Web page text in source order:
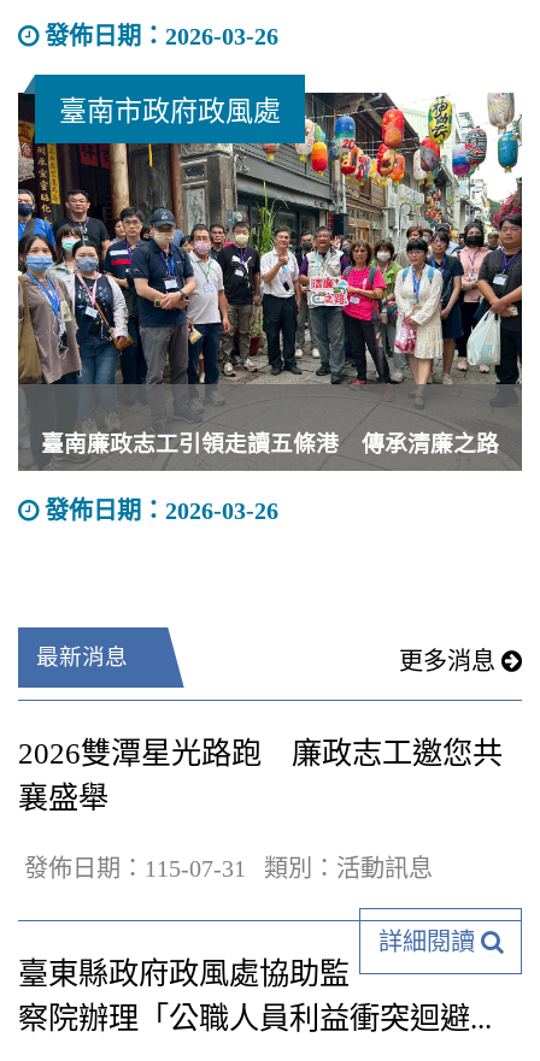
發佈日期：2026-03-26
臺南市政府政風處
臺南廉政志工引領走讀五條港 傳承清廉之路
發佈日期：2026-03-26
最新消息 更多消息
2026雙潭星光路跑 廉政志工邀您共
襄盛舉
發佈日期：115-07-31 類別：活動訊息
詳細閱讀
臺東縣政府政風處協助監
察院辦理「公職人員利益衝突迴避...